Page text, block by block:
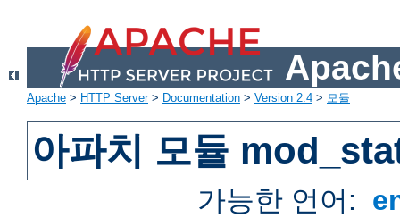
Apache > HTTP Server> Documentation > Version 2.4 > 모듈
아파치 모듈
가능한 언어: